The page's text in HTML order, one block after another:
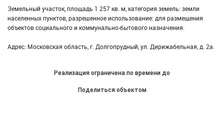
Земельный участок, площадь 1 257 кв. м, категория земель: земли
населенных пунктов, разрешенное использование: для размещения
объектов социального и коммунально-бытового назначения.
Адрес: Московская область, г. Долгопрудный, ул. Дирижабельная, д. 2а.
Реализация ограничена по времени до
Поделиться объектом